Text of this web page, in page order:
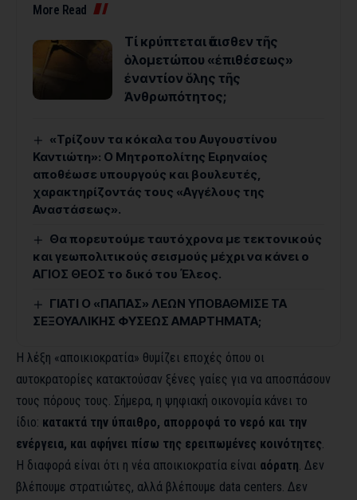
More Read
Τί κρύπτεται ὄπισθεν τῆς
ὁλομετώπου «ἐπιθέσεως»
ἐναντίον ὅλης τῆς
Ἀνθρωπότητος;
«Τρίζουν τα κόκαλα του Αυγουστίνου
Καντιώτη»: Ο Μητροπολίτης Ειρηναίος
αποθέωσε υπουργούς και βουλευτές,
χαρακτηρίζοντάς τους «Αγγέλους της
Αναστάσεως».
Θα πορευτούμε ταυτόχρονα με τεκτονικούς
και γεωπολιτικούς σεισμούς μέχρι να κάνει ο
ΑΓΙΟΣ ΘΕΟΣ το δικό του Έλεος.
ΓΙΑΤΙ Ο «ΠΑΠΑΣ» ΛΕΩΝ ΥΠΟΒΑΘΜΙΣΕ ΤΑ
ΣΕΞΟΥΑΛΙΚΗΣ ΦΥΣΕΩΣ ΑΜΑΡΤΗΜΑΤΑ;
Η λέξη «αποικιοκρατία» θυμίζει εποχές όπου οι
αυτοκρατορίες κατακτούσαν ξένες γαίες για να αποσπάσουν
τους πόρους τους. Σήμερα, η ψηφιακή οικονομία κάνει το
ίδιο: κατακτά την ύπαιθρο, απορροφά το νερό και την
ενέργεια, και αφήνει πίσω της ερειπωμένες κοινότητες.
Η διαφορά είναι ότι η νέα αποικιοκρατία είναι αόρατη. Δεν
βλέπουμε στρατιώτες, αλλά βλέπουμε data centers. Δεν